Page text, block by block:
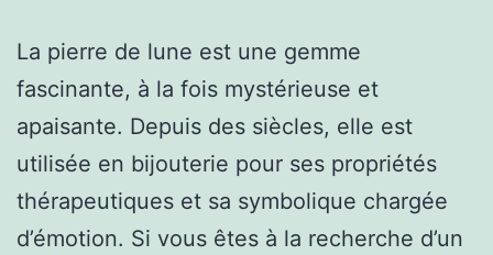
La pierre de lune est une gemme
fascinante, à la fois mystérieuse et
apaisante. Depuis des siècles, elle est
utilisée en bijouterie pour ses propriétés
thérapeutiques et sa symbolique chargée
d’émotion. Si vous êtes à la recherche d’un